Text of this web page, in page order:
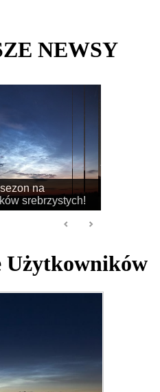
NEWSY
na
srebrzystych!